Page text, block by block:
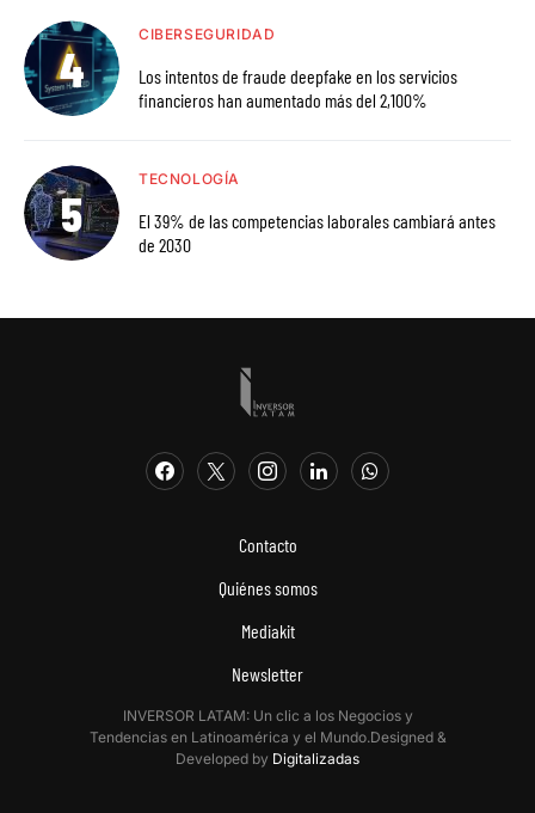
CIBERSEGURIDAD
Los intentos de fraude deepfake en los servicios
financieros han aumentado más del 2,100%
TECNOLOGÍA
El 39% de las competencias laborales cambiará antes
de 2030
Contacto
Quiénes somos
Mediakit
Newsletter
INVERSOR LATAM: Un clic a los Negocios y
Tendencias en Latinoamérica y el Mundo.Designed &
Developed by Digitalizadas